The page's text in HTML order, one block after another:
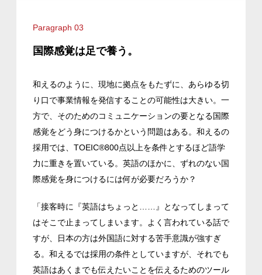
Paragraph 03
国際感覚は足で養う。
和えるのように、現地に拠点をもたずに、あらゆる切
り口で事業情報を発信することの可能性は大きい。一
方で、そのためのコミュニケーションの要となる国際
感覚をどう身につけるかという問題はある。 和えるの
採用では、TOEIC®️800点以上を条件とするほど語学
力に重きを置いている。 英語のほかに、ずれのない国
際感覚を身につけるには何が必要だろうか？
「接客時に『英語はちょっと……』となってしまって
はそこで止まってしまいます。よく言われている話で
すが、日本の方は外国語に対する苦手意識が強すぎ
る。和えるでは採用の条件としていますが、それでも
英語はあくまでも伝えたいことを伝えるためのツール